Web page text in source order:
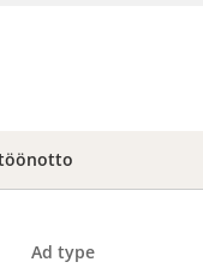
Ad type